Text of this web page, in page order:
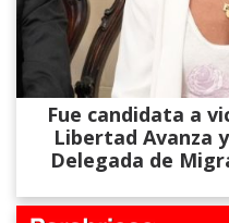
Fue candidata a
Libertad Avanza
Delegada de